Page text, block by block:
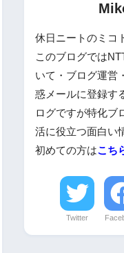
休日ニートのミコ
このブログでは
いて・ブログ運営
惑メールに登録す
ログですが特化ブ
活に役立つ面白い
初めての方はこち
Twitter